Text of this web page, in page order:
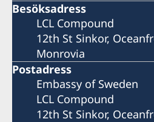
Besöksadress
LCL Compound
12th St Sinkor,
Monrovia
Postadress
Embassy of Sweden
LCL Compound
12th St Sinkor,